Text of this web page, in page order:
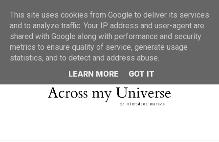
MENU
This site uses cookies from Google to deliver its services
and to analyze traffic. Your IP address and user-agent are
shared with Google along with performance and security
metrics to ensure quality of service, generate usage
statistics, and to detect and address abuse.
LEARN MORE
GOT IT